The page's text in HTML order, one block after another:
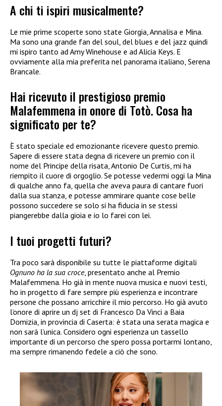
A chi ti ispiri musicalmente?
Le mie prime scoperte sono state Giorgia, Annalisa e Mina.
Ma sono una grande fan del soul, del blues e del jazz quindi
mi ispiro tanto ad Amy Winehouse e ad Alicia Keys. E
ovviamente alla mia preferita nel panorama italiano, Serena
Brancale.
Hai ricevuto il prestigioso premio
Malafemmena in onore di Totò. Cosa ha
significato per te?
È stato speciale ed emozionante ricevere questo premio.
Sapere di essere stata degna di ricevere un premio con il
nome del Principe della risata, Antonio De Curtis, mi ha
riempito il cuore di orgoglio. Se potesse vedermi oggi la Mina
di qualche anno fa, quella che aveva paura di cantare fuori
dalla sua stanza, e potesse ammirare quante cose belle
possono succedere se solo si ha fiducia in se stessi
piangerebbe dalla gioia e io lo farei con lei.
I tuoi progetti futuri?
Tra poco sarà disponibile su tutte le piattaforme digitali
Ognuno ha la sua croce, presentato anche al Premio
Malafemmena. Ho già in mente nuova musica e nuovi testi,
ho in progetto di fare sempre più esperienza e incontrare
persone che possano arricchire il mio percorso. Ho già avuto
l’onore di aprire un dj set di Francesco Da Vinci a Baia
Domizia, in provincia di Caserta: è stata una serata magica e
non sarà l’unica. Considero ogni esperienza un tassello
importante di un percorso che spero possa portarmi lontano,
ma sempre rimanendo fedele a ciò che sono.